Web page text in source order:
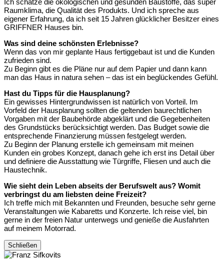
Ich schätze die ökologischen und gesunden Baustoffe, das super
Raumklima, die Qualität des Produkts. Und ich spreche aus
eigener Erfahrung, da ich seit 15 Jahren glücklicher Besitzer eines
GRIFFNER Hauses bin.
Was sind deine schönsten Erlebnisse?
Wenn das von mir geplante Haus fertiggebaut ist und die Kunden
zufrieden sind.
Zu Beginn gibt es die Pläne nur auf dem Papier und dann kann
man das Haus in natura sehen – das ist ein beglückendes Gefühl.
Hast du Tipps für die Hausplanung?
Ein gewisses Hintergrundwissen ist natürlich von Vorteil. Im
Vorfeld der Hausplanung sollten die geltenden baurechtlichen
Vorgaben mit der Baubehörde abgeklärt und die Gegebenheiten
des Grundstücks berücksichtigt werden. Das Budget sowie die
entsprechende Finanzierung müssen festgelegt werden.
Zu Beginn der Planung erstelle ich gemeinsam mit meinen
Kunden ein grobes Konzept, danach gehe ich erst ins Detail über
und definiere die Ausstattung wie Türgriffe, Fliesen und auch die
Haustechnik.
Wie sieht dein Leben abseits der Berufswelt aus? Womit
verbringst du am liebsten deine Freizeit?
Ich treffe mich mit Bekannten und Freunden, besuche sehr gerne
Veranstaltungen wie Kabaretts und Konzerte. Ich reise viel, bin
gerne in der freien Natur unterwegs und genieße die Ausfahrten
auf meinem Motorrad.
Schließen